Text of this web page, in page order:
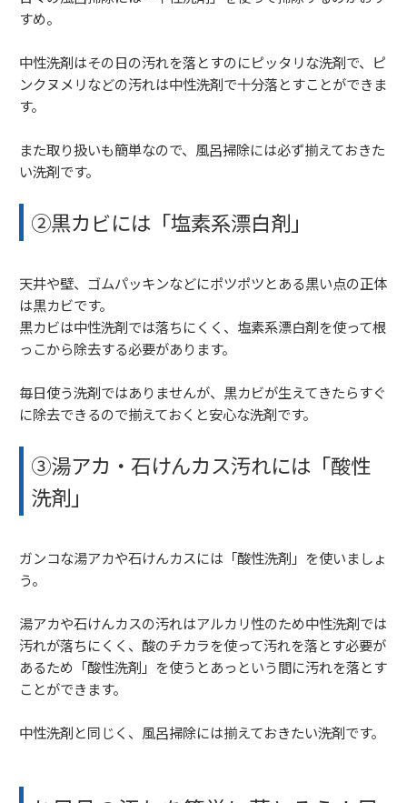
すめ。
中性洗剤はその日の汚れを落とすのにピッタリな洗剤で、ピ
ンクヌメリなどの汚れは中性洗剤で十分落とすことができま
す。
また取り扱いも簡単なので、風呂掃除には必ず揃えておきた
い洗剤です。
②黒カビには「塩素系漂白剤」
天井や壁、ゴムパッキンなどにポツポツとある黒い点の正体
は黒カビです。
黒カビは中性洗剤では落ちにくく、塩素系漂白剤を使って根
っこから除去する必要があります。
毎日使う洗剤ではありませんが、黒カビが生えてきたらすぐ
に除去できるので揃えておくと安心な洗剤です。
③湯アカ・石けんカス汚れには「酸性
洗剤」
ガンコな湯アカや石けんカスには「酸性洗剤」を使いましょ
う。
湯アカや石けんカスの汚れはアルカリ性のため中性洗剤では
汚れが落ちにくく、酸のチカラを使って汚れを落とす必要が
あるため「酸性洗剤」を使うとあっという間に汚れを落とす
ことができます。
中性洗剤と同じく、風呂掃除には揃えておきたい洗剤です。